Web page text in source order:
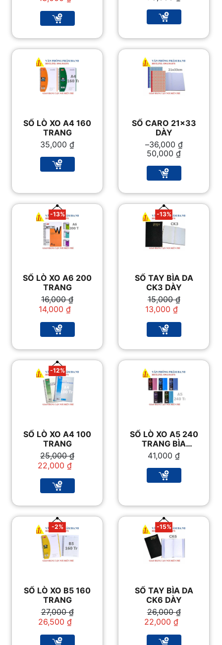
15,000 ₫.
là:
13,000 ₫.
56,000 ₫
đến
SỔ LÒ XO A4 160
TRANG
35,000₫
SỔ CARO 21×33
DÀY
36,000 ₫
–
50,000₫
Khoảng
giá:
36,000 ₫
đến
-13%
SỔ LÒ XO A6 200
TRANG
16,000₫
Giá
gốc
16,000 ₫.
14,000₫
Giá
hiện
là:
14,000 ₫.
-13%
SỔ TAY BÌA DA
CK3 DÀY
15,000₫
Giá
gốc
15,000 ₫.
13,000 ₫
Giá
hiện
là:
13,000 ₫.
-12%
SỔ LÒ XO A4 100
TRANG
25,000₫
Giá
gốc
25,000 ₫.
22,000₫
Giá
hiện
là:
22,000 ₫.
SỔ LÒ XO A5 240
TRANG BÌA
NHỰA
41,000₫
-2%
SỔ LÒ XO B5 160
TRANG
27,000₫
Giá
gốc
27,000 ₫.
26,500 ₫
Giá
hiện
là:
-15%
SỔ TAY BÌA DA
CK6 DÀY
26,000₫
Giá
gốc
26,000 ₫.
22,000₫
Giá
hiện
là: